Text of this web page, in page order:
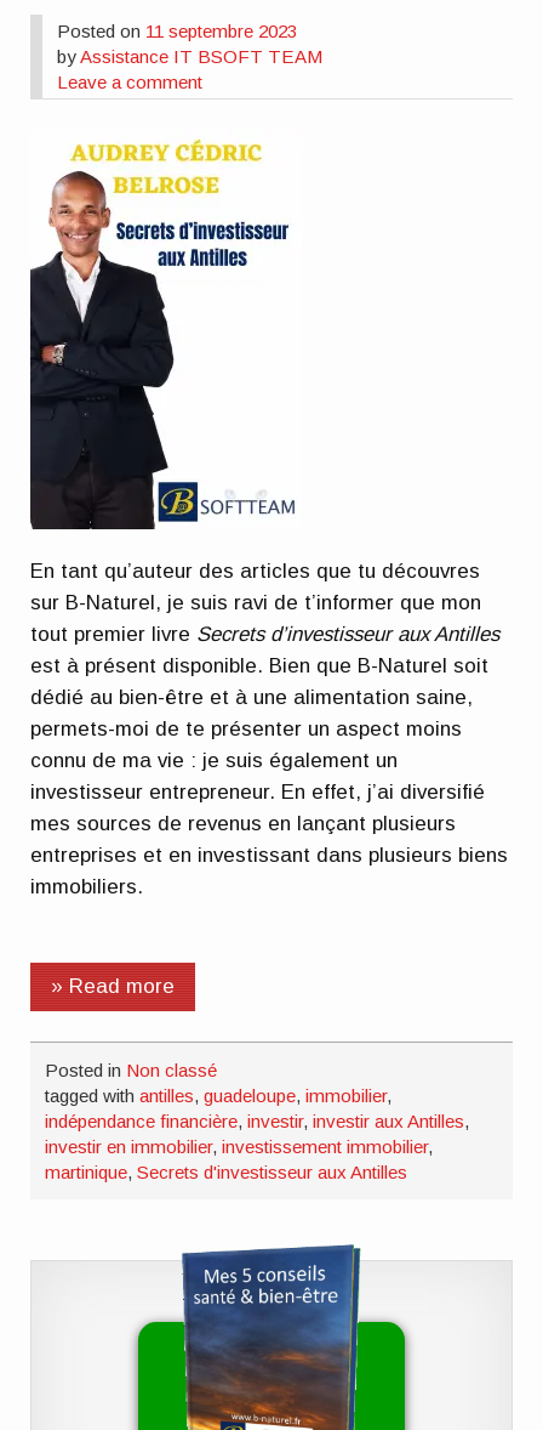
Posted on 11 septembre 2023
byAssistance IT BSOFT TEAM
Leave a comment
En tant qu’auteur des articles que tu découvres
sur B-Naturel, je suis ravi de t’informer que mon
tout premier livre Secrets d’investisseur aux Antilles
est à présent disponible. Bien que B-Naturel soit
dédié au bien-être et à une alimentation saine,
permets-moi de te présenter un aspect moins
connu de ma vie : je suis également un
investisseur entrepreneur. En effet, j’ai diversifié
mes sources de revenus en lançant plusieurs
entreprises et en investissant dans plusieurs biens
immobiliers.
» Read more
Posted in Non classé
tagged withantilles,guadeloupe,immobilier,
indépendance financière,investir,investir aux Antilles,
investir en immobilier,investissement immobilier,
martinique,Secrets d'investisseur aux Antilles